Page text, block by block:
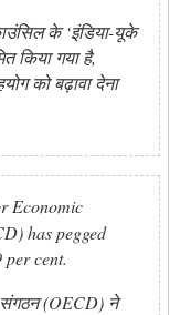
के ‘इंडिया-यूके
किया गया है,
को बढ़ावा देना
Economic
has pegged
cent.
(OECD) ने